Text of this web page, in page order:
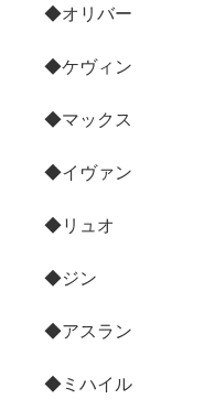
◆オリバー
◆ケヴィン
◆マックス
◆イヴァン
◆リュオ
◆ジン
◆アスラン
◆ミハイル